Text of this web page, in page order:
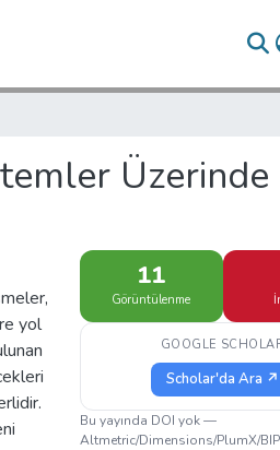
Üzerinde
yol
11
Görüntülenme
GOOGLE
Scholar'da Ara ↗
Bu yayında DOI yok —
Altmetric/Dimensions/PlumX/